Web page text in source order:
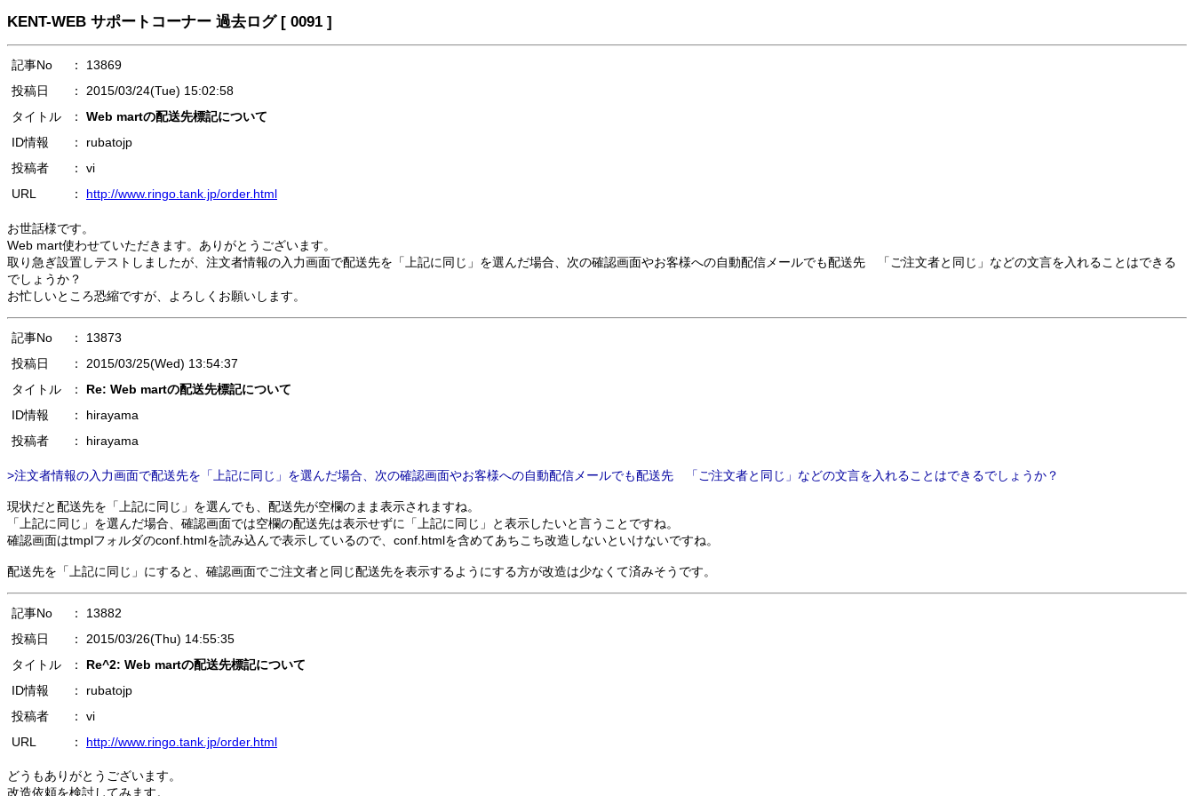
KENT-WEB サポートコーナー 過去ログ [ 0091 ]
記事No
： 13869
投稿日
： 2015/03/24(Tue) 15:02:58
タイトル
： Web martの配送先標記について
ID情報
： rubatojp
投稿者
： vi
URL
： http://www.ringo.tank.jp/order.html
お世話様です。
Web mart使わせていただきます。ありがとうございます。
取り急ぎ設置しテストしましたが、注文者情報の入力画面で配送先を「上記に同じ」を選んだ場合、次の確認画面やお客様への自動配信メールでも配送先 「ご注文者と同じ」などの文言を入れることはできる
でしょうか？
お忙しいところ恐縮ですが、よろしくお願いします。
記事No
： 13873
投稿日
： 2015/03/25(Wed) 13:54:37
タイトル
： Re: Web martの配送先標記について
ID情報
： hirayama
投稿者
： hirayama
>注文者情報の入力画面で配送先を「上記に同じ」を選んだ場合、次の確認画面やお客様への自動配信メールでも配送先 「ご注文者と同じ」などの文言を入れることはできるでしょうか？
現状だと配送先を「上記に同じ」を選んでも、配送先が空欄のまま表示されますね。
「上記に同じ」を選んだ場合、確認画面では空欄の配送先は表示せずに「上記に同じ」と表示したいと言うことですね。
確認画面はtmplフォルダのconf.htmlを読み込んで表示しているので、conf.htmlを含めてあちこち改造しないといけないですね。
配送先を「上記に同じ」にすると、確認画面でご注文者と同じ配送先を表示するようにする方が改造は少なくて済みそうです。
記事No
： 13882
投稿日
： 2015/03/26(Thu) 14:55:35
タイトル
： Re^2: Web martの配送先標記について
ID情報
： rubatojp
投稿者
： vi
URL
： http://www.ringo.tank.jp/order.html
どうもありがとうございます。
改造依頼を検討してみます。